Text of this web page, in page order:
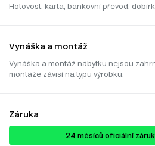
Hotovost, karta, bankovní převod,
Vynáška a montáž
Vynáška a montáž nábytku nejsou
montáže závisí na typu výrobku.
Záruka
24 ​​​​měsíců oficiální